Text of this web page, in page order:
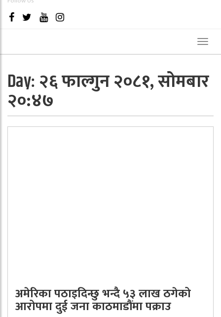
Day: २६ फाल्गुन २०८१, सोमबार
२०:४७
अमेरिका पठाइदिन्छु भन्दै ५३ लाख ठगेको
आरोपमा दुई जना काठमाडौंमा पक्राउ